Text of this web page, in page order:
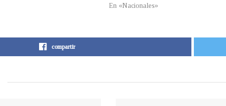
En «Nacionales»
compartir